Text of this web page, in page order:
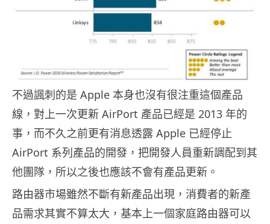
不過諷刺的是 Apple 本身也沒有很注重這個產品
線，對上一次更新 AirPort 產品已經是 2013 年的
事，而不久之前更有消息透露 Apple 已經停止
AirPort 系列產品的開發，把開發人員重新調配到其
他團隊，所以之後也應該不會有產品更新。
路由器市場雖然不斷有新產品出現，消費者的新產
品需求其實不算太大，基本上一個家庭路由器可以